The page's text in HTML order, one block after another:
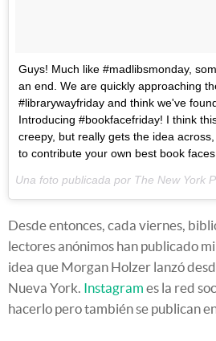
Guys! Much like #madlibsmonday,
an end. We are quickly approaching
#librarywayfriday and think we've
Introducing #bookfacefriday! I think
creepy, but really gets the idea
to contribute your own best book
Desde entonces, cada viernes,
lectores anónimos han publicado
idea que Morgan Holzer lanzó
Nueva York. Instagram es la red
hacerlo pero también se publican